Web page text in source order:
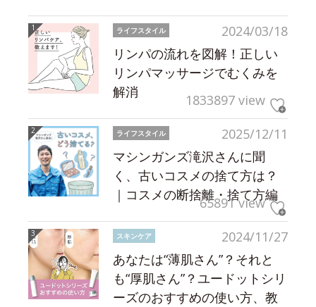
2024/03/18
ライフスタイル
リンパの流れを図解！正しい
リンパマッサージでむくみを
解消
1833897 view
2025/12/11
ライフスタイル
マシンガンズ滝沢さんに聞
く、古いコスメの捨て方は？
｜コスメの断捨離・捨て方編
65891 view
2024/11/27
スキンケア
あなたは“薄肌さん”？それと
も“厚肌さん”？ユードットシリ
ーズのおすすめの使い方、教